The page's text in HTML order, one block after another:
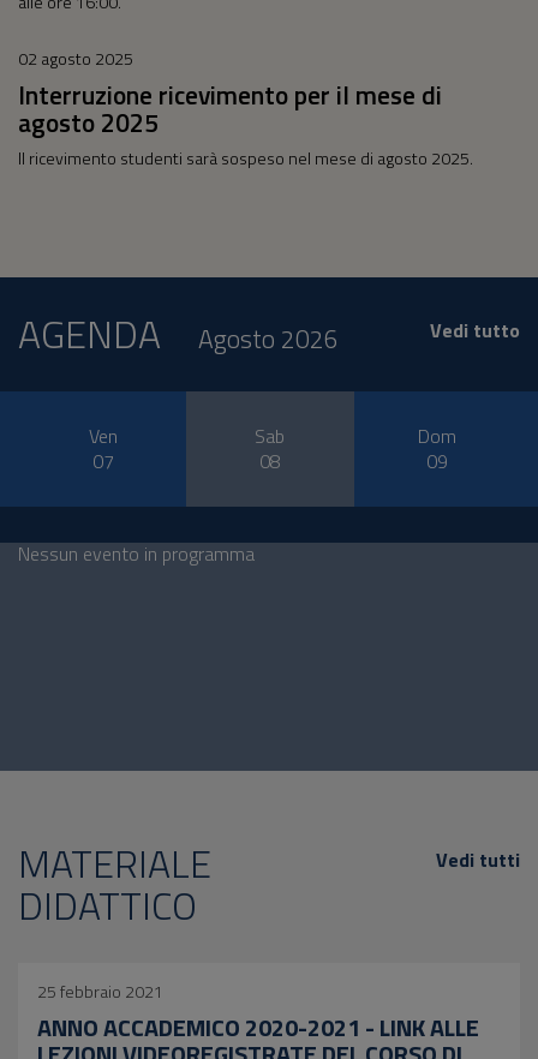
02 agosto 2025
Interruzione ricevimento per il mese di
agosto 2025
Il ricevimento studenti sarà sospeso nel mese di agosto 2025.
AGENDA Agosto 2026 Vedi tutto
Ven
07
Sab
08
Dom
09
Nessun evento in programma
MATERIALE
DIDATTICO
Vedi tutti
25 febbraio 2021
ANNO ACCADEMICO 2020-2021 - LINK ALLE